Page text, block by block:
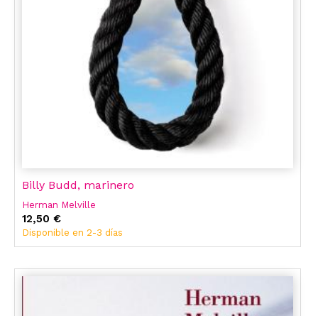
Billy Budd, marinero
Herman Melville
12,50 €
Disponible en 2-3 días